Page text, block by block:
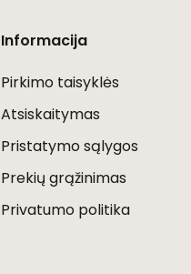
Informacija
Pirkimo taisyklės
Atsiskaitymas
Pristatymo sąlygos
Prekių grąžinimas
Privatumo politika